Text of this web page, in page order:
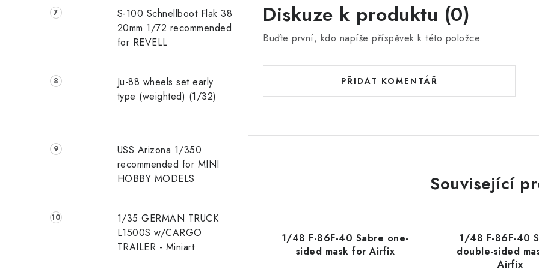
S-100 Schnellboot Flak 38
20mm 1/72 recommended
for REVELL
Ju-88 wheels set early
type (weighted) (1/32)
USS Arizona 1/350
recommended for MINI
HOBBY MODELS
1/35 GERMAN TRUCK
L1500S w/CARGO
TRAILER - Miniart
Diskuze k produktu (0)
Buďte první, kdo napíše příspěvek k této položce.
PŘIDAT KOMENTÁŘ
Související
1/48 F-86F-40 Sabre one-
sided mask for Airfix
1/48 F-86F-40
double-sided
Airfix